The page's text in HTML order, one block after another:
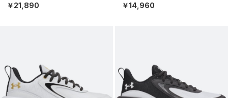
￥21,890 ￥14,960